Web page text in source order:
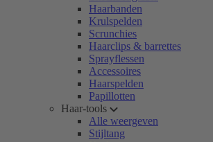
Haarbanden
Krulspelden
Scrunchies
Haarclips & barrettes
Sprayflessen
Accessoires
Haarspelden
Papillotten
Haar-tools
Alle weergeven
Stijltang